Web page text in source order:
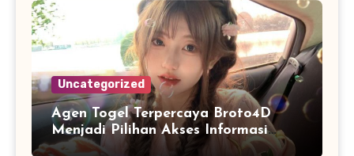
Uncategorized
Agen Togel Terpercaya Broto4D
Menjadi Pilihan Akses Informasi
yang Efisien